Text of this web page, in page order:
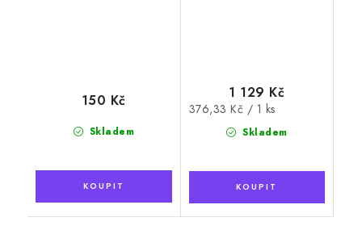
Skladem
150 Kč
Skladem
1 129 Kč
Měrná
376,33 Kč / 1 ks